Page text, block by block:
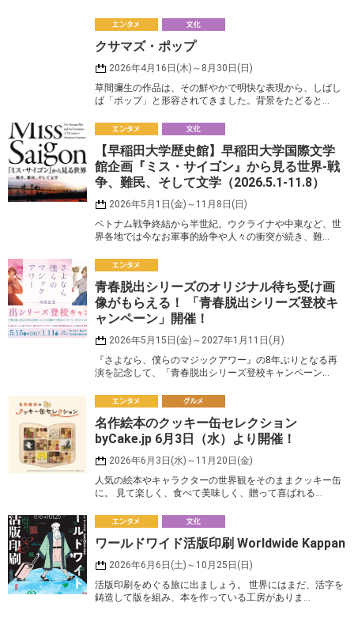
ンタメ
化
クサマズ・ポップ
2026年4月16日(木)～8月30日(日)
草間彌生の作品は、その鮮やかで明快な表現から、しばし
ば「ポップ」と形容されてきました。背景をたどると…
ンタメ
化
【早稲田大学歴史館】早稲田大学国際文学
館企画『ミス・サイゴン』から見る世界-戦
争、難民、そして文学（2026.5.1-11.8）
2026年5月1日(金)～11月8日(日)
ベトナム戦争終結から半世紀。ウクライナや中東など、世
界各地では今なお軍事的紛争や人々の衝突が続き、難…
ンタメ
青春脱出シリーズのオリジナル待ち受け画
像がもらえる！ 「青春脱出シリーズ登校キ
ャンペーン」開催！
2026年5月15日(金)～2027年1月11日(月)
『さよなら、僕らのマジックアワー』の8年ぶりとなる再
演を記念して、「青春脱出シリーズ登校キャンペーン…
ンタメ
ルメ
名作絵本のクッキー缶セレクション
byCake.jp 6月3日（水）より開催！
2026年6月3日(水)～11月20日(金)
人気の絵本やキャラクターの世界観をそのままクッキー缶
に。 見て楽しく、食べて美味しく、贈って喜ばれる…
ンタメ
化
ワールドワイド活版印刷 Worldwide Kappan
2026年6月6日(土)～10月25日(日)
活版印刷をめぐる旅に出ましょう。 世界にはまだ、活字を
鋳造して版を組み、本を作っている工房がありま…